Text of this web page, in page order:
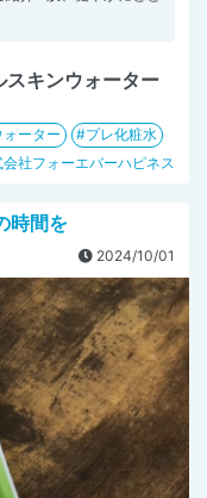
キンウォーター
ーター
プレ化粧水
会社フォーエバーハピネス
時間を
2024/10/01